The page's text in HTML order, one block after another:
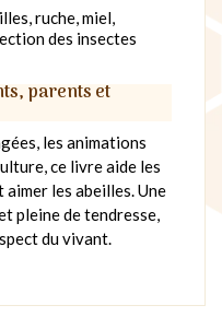
ruche, miel,
des insectes
parents et
les animations
ce livre aide les
les abeilles. Une
pleine de tendresse,
du vivant.